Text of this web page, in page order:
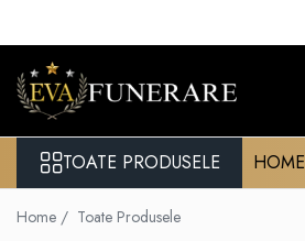
Toate Produsele
Monumente funerare
Cumperi acum platesti mai tarziu
Monumente marmura
Monumente granit
TOATE PRODUSELE HOME
Home / Toate Produsele